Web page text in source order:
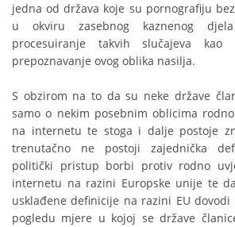
jedna od država koje su pornografiju
u okviru zasebnog kaznenog
procesuiranje takvih slučajeva
prepoznavanje ovog oblika nasilja.
S obzirom na to da su neke države
samo o nekim posebnim oblicima
na internetu te stoga i dalje postoje
trenutačno ne postoji zajednička
politički pristup borbi protiv rodno
internetu na razini Europske unije te
usklađene definicije na razini EU
pogledu mjere u kojoj se države